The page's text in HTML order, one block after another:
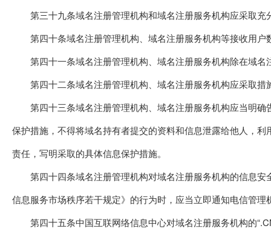
第三十九条域名注册管理机构和域名注册服务机构应采取充
第四十条域名注册管理机构、域名注册服务机构等接收用户
第四十一条域名注册管理机构、域名注册服务机构除在域名
第四十二条域名注册管理机构、域名注册服务机构应采取措
第四十三条域名注册管理机构、域名注册服务机构应当明确
保护措施，不得将域名持有者提交的资料和信息泄露给他人，
责任，写明采取的具体信息保护措施。
第四十四条域名注册管理机构对域名注册服务机构的信息安
信息服务市场秩序若干规定》的行为时，应当立即通知电信管
第四十五条中国互联网络信息中心对域名注册服务机构的